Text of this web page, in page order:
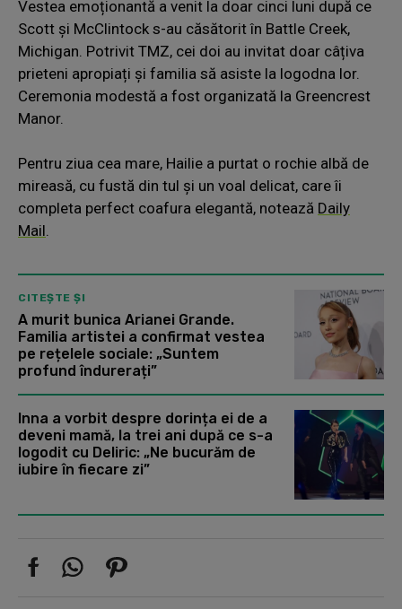
Vestea emoționantă a venit la doar cinci luni după ce
Scott și McClintock s-au căsătorit în Battle Creek,
Michigan. Potrivit TMZ, cei doi au invitat doar câțiva
prieteni apropiați și familia să asiste la logodna lor.
Ceremonia modestă a fost organizată la Greencrest
Manor.
Pentru ziua cea mare, Hailie a purtat o rochie albă de
mireasă, cu fustă din tul și un voal delicat, care îi
completa perfect coafura elegantă, notează Daily
Mail
CITEȘTE ȘI
A murit bunica Arianei Grande.
Familia artistei a confirmat vestea
pe rețelele sociale: „Suntem
profund îndurerați”
Inna a vorbit despre dorința ei de a
deveni mamă, la trei ani după ce s-a
logodit cu Deliric: „Ne bucurăm de
iubire în fiecare zi”